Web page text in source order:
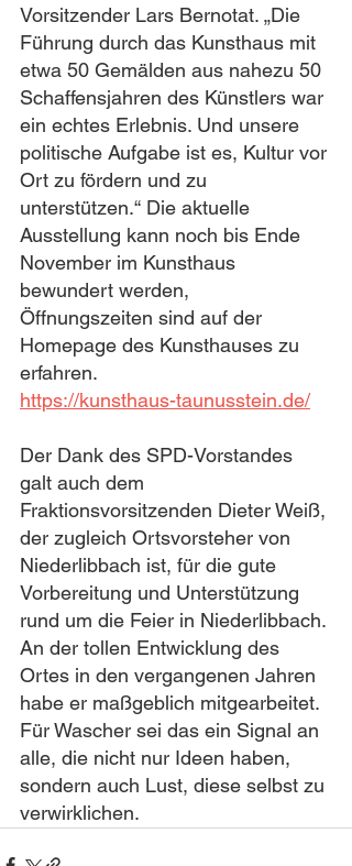
Vorsitzender Lars Bernotat. „Die
Führung durch das Kunsthaus mit
etwa 50 Gemälden aus nahezu 50
Schaffensjahren des Künstlers war
ein echtes Erlebnis. Und unsere
politische Aufgabe ist es, Kultur vor
Ort zu fördern und zu
unterstützen.“ Die aktuelle
Ausstellung kann noch bis Ende
November im Kunsthaus
bewundert werden,
Öffnungszeiten sind auf der
Homepage des Kunsthauses zu
erfahren.
https://kunsthaus-taunusstein.de/
Der Dank des SPD-Vorstandes
galt auch dem
Fraktionsvorsitzenden Dieter Weiß,
der zugleich Ortsvorsteher von
Niederlibbach ist, für die gute
Vorbereitung und Unterstützung
rund um die Feier in Niederlibbach.
An der tollen Entwicklung des
Ortes in den vergangenen Jahren
habe er maßgeblich mitgearbeitet.
Für Wascher sei das ein Signal an
alle, die nicht nur Ideen haben,
sondern auch Lust, diese selbst zu
verwirklichen.